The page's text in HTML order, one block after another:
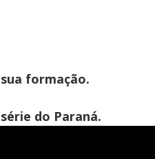
formação.
do Paraná.